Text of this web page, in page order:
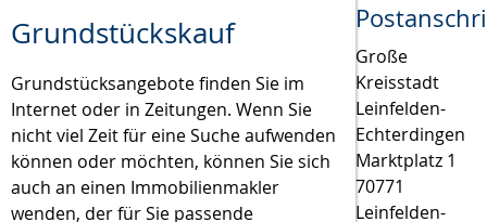
Grundstückskauf
Grundstücksangebote finden Sie im
Internet oder in Zeitungen. Wenn Sie
nicht viel Zeit für eine Suche aufwenden
können oder möchten, können Sie sich
auch an einen Immobilienmakler
wenden, der für Sie passende
Große
Kreisstadt
Leinfelden-
Echterdingen
Marktplatz 1
70771
Leinfelden-